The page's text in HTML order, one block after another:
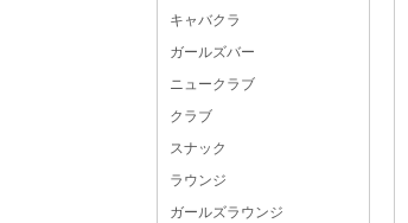
キャバクラ
ガールズバー
ニュークラブ
クラブ
スナック
ラウンジ
ガールズラウンジ